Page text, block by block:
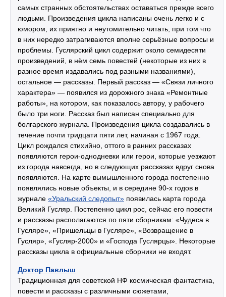
самых странных обстоятельствах оставаться прежде всего
людьми. Произведения цикла написаны очень легко и с
юмором, их приятно и неутомительно читать, при том что
в них нередко затрагиваются вполне серьёзные вопросы и
проблемы. Гуслярский цикл содержит около семидесяти
произведений, в нём семь повестей (некоторые из них в
разное время издавались под разными названиями),
остальное — рассказы. Первый рассказ — «Связи личного
характера» — появился из дорожного знака «Ремонтные
работы», на котором, как показалось автору, у рабочего
было три ноги. Рассказ был написан специально для
болгарского журнала. Произведения цикла создавались в
течение почти тридцати пяти лет, начиная с 1967 года.
Цикл рождался стихийно, оттого в ранних рассказах
появляются герои-однодневки или герои, которые уезжают
из города навсегда, но в следующих рассказах вдруг снова
появляются. На карте вымышленного города постепенно
появлялись новые объекты, и в середине 90-х годов в
журнале «Уральский следопыт» появилась карта города
Великий Гусляр. Постепенно цикл рос, сейчас его повести
и рассказы располагаются по пяти сборникам: «Чудеса в
Гусляре», «Пришельцы в Гусляре», «Возвращение в
Гусляр», «Гусляр-2000» и «Господа Гуслярцы». Некоторые
рассказы цикла в официальные сборники не входят.
Доктор Павлыш
Традиционная для советской НФ космическая фантастика,
повести и рассказы с различными сюжетами,